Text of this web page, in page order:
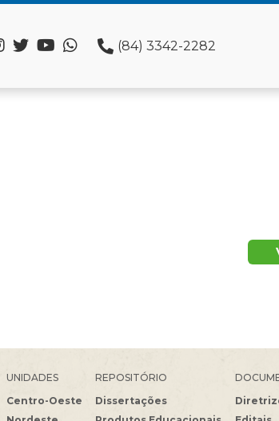
(84) 3342-2282
UNIDADES
Centro-Oeste
REPOSITÓRIO
Dissertações